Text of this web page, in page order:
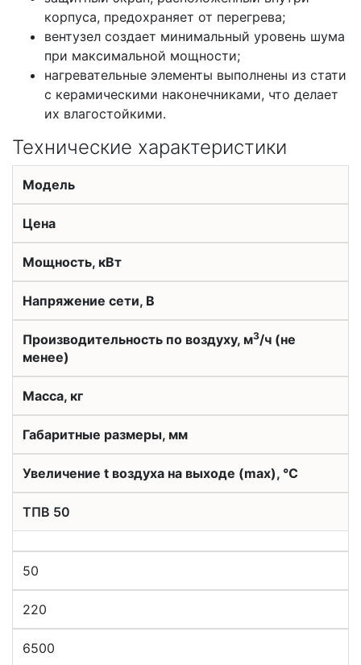
корпуса, предохраняет от перегрева;
вентузел создает минимальный уровень шума
при максимальной мощности;
нагревательные элементы выполнены из стати
с керамическими наконечниками, что делает
их влагостойкими.
Технические характеристики
Модель
Цена
Мощность, кВт
Напряжение сети, В
Производительность по воздуху, м3/ч (не
менее)
Масса, кг
Габаритные размеры, мм
Увеличение t воздуха на выходе (max), °С
ТПВ 50
50
220
6500